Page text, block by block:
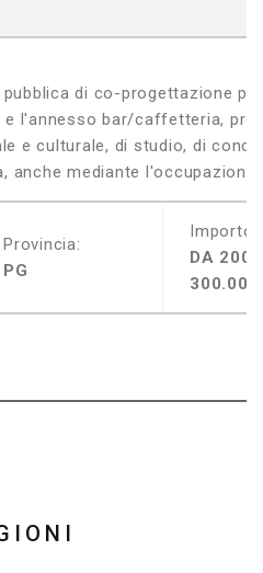
di co-progettazione
l'annesso bar/caffetteria,
e culturale, di studio, di
anche mediante
Provincia:
PG
Importo:
DA
300.000